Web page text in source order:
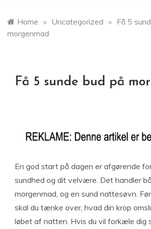
Home » Uncategorized » Få 5
morgenmad
Få 5 sunde bud på
En god start på dagen er afgørende
sundhed og dit velvære. Det handler
morgenmad, og en sund nattesøvn.
skal du tænke over, hvad din krop
løbet af natten. Hvis du vil forkæle dig